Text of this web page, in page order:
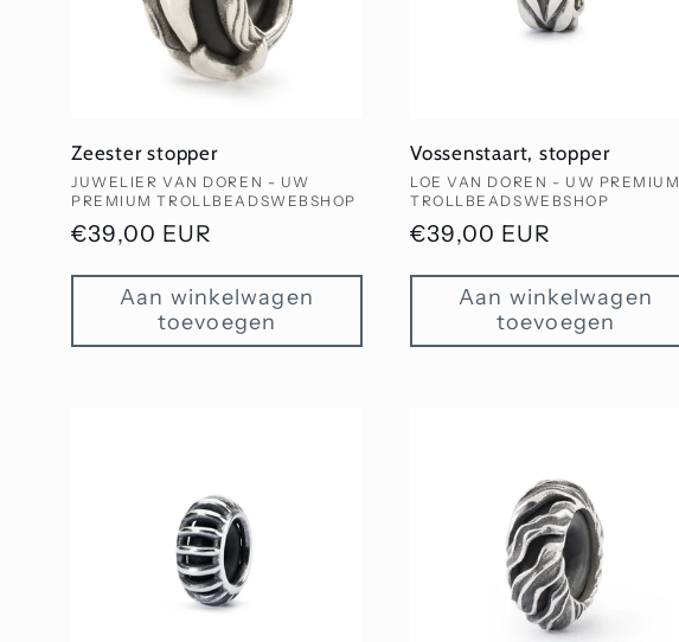
Zeester stopper
Verkoper:
JUWELIER VAN DOREN - UW
PREMIUM TROLLBEADSWEBSHOP
Normale
€39,00 EUR
Aan winkelwagen
toevoegen
Vossenstaart, stopper
Verkoper:
LOE VAN DOREN - UW PREMIUM
TROLLBEADSWEBSHOP
Normale
€39,00 EUR
Aan winkelwagen
toevoegen